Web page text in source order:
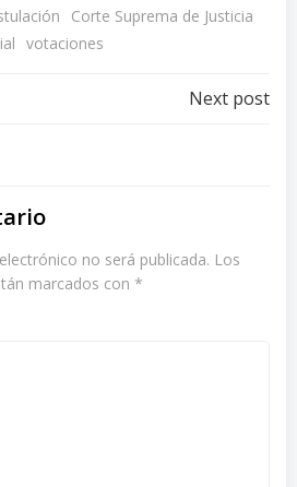
Corte Suprema de Justicia
votaciones
Next post
no será publicada. Los
marcados con *